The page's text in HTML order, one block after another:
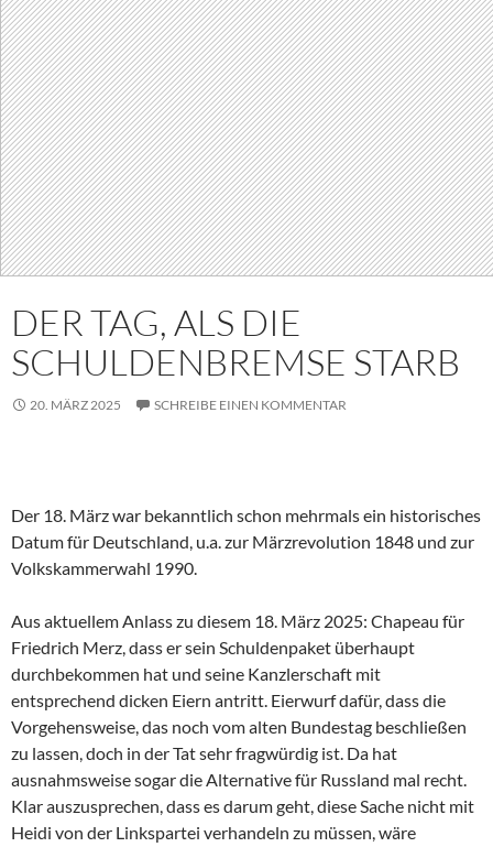
DER TAG, ALS DIE
SCHULDENBREMSE STARB
20. MÄRZ 2025 SCHREIBE EINEN KOMMENTAR
Der 18. März war bekanntlich schon mehrmals ein historisches
Datum für Deutschland, u.a. zur Märzrevolution 1848 und zur
Volkskammerwahl 1990.
Aus aktuellem Anlass zu diesem 18. März 2025: Chapeau für
Friedrich Merz, dass er sein Schuldenpaket überhaupt
durchbekommen hat und seine Kanzlerschaft mit
entsprechend dicken Eiern antritt. Eierwurf dafür, dass die
Vorgehensweise, das noch vom alten Bundestag beschließen
zu lassen, doch in der Tat sehr fragwürdig ist. Da hat
ausnahmsweise sogar die Alternative für Russland mal recht.
Klar auszusprechen, dass es darum geht, diese Sache nicht mit
Heidi von der Linkspartei verhandeln zu müssen, wäre